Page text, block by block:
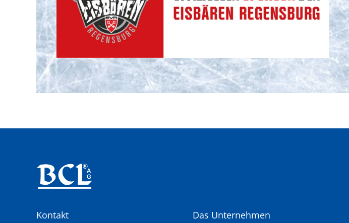
Kontakt Das Unternehmen